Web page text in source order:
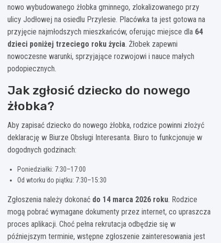
nowo wybudowanego żłobka gminnego, zlokalizowanego przy
ulicy Jodłowej na osiedlu Przylesie. Placówka ta jest gotowa na
przyjęcie najmłodszych mieszkańców, oferując miejsce dla 64
dzieci poniżej trzeciego roku życia. Żłobek zapewni
nowoczesne warunki, sprzyjające rozwojowi i nauce małych
podopiecznych.
Jak zgłosić dziecko do nowego
żłobka?
Aby zapisać dziecko do nowego żłobka, rodzice powinni złożyć
deklarację w Biurze Obsługi Interesanta. Biuro to funkcjonuje w
dogodnych godzinach:
Poniedziałki: 7:30–17:00
Od wtorku do piątku: 7:30–15:30
Zgłoszenia należy dokonać do 14 marca 2026 roku. Rodzice
mogą pobrać wymagane dokumenty przez internet, co upraszcza
proces aplikacji. Choć pełna rekrutacja odbędzie się w
późniejszym terminie, wstępne zgłoszenie zainteresowania jest